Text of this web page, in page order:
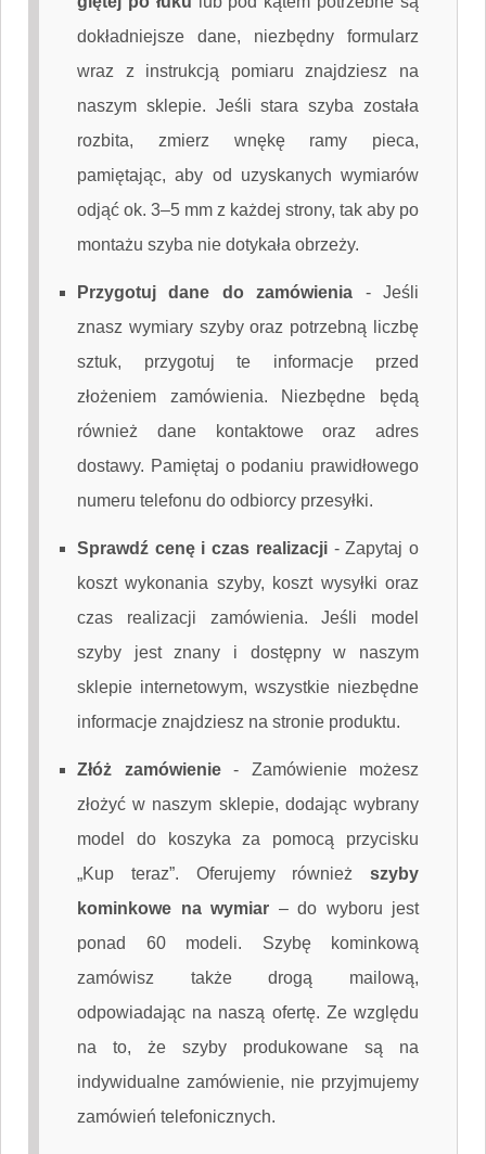
dokładniejsze dane, niezbędny formularz
wraz z instrukcją pomiaru znajdziesz na
naszym sklepie. Jeśli stara szyba została
rozbita, zmierz wnękę ramy pieca,
pamiętając, aby od uzyskanych wymiarów
odjąć ok. 3–5 mm z każdej strony, tak aby po
montażu szyba nie dotykała obrzeży.
Przygotuj dane do zamówienia -Jeśli
znasz wymiary szyby oraz potrzebną liczbę
sztuk, przygotuj te informacje przed
złożeniem zamówienia. Niezbędne będą
również dane kontaktowe oraz adres
dostawy. Pamiętaj o podaniu prawidłowego
numeru telefonu do odbiorcy przesyłki.
Sprawdź cenę i czas realizacji-Zapytaj o
koszt wykonania szyby, koszt wysyłki oraz
czas realizacji zamówienia. Jeśli model
szyby jest znany i dostępny w naszym
sklepie internetowym, wszystkie niezbędne
informacje znajdziesz na stronie produktu.
Złóż zamówienie- Zamówienie możesz
złożyć w naszym sklepie, dodając wybrany
model do koszyka za pomocą przycisku
„Kup teraz”. Oferujemy również szyby
kominkowe na wymiar – do wyboru jest
ponad 60 modeli. Szybę kominkową
zamówisz także drogą mailową,
odpowiadając na naszą ofertę. Ze względu
na to, że szyby produkowane są na
indywidualne zamówienie, nie przyjmujemy
zamówień telefonicznych.